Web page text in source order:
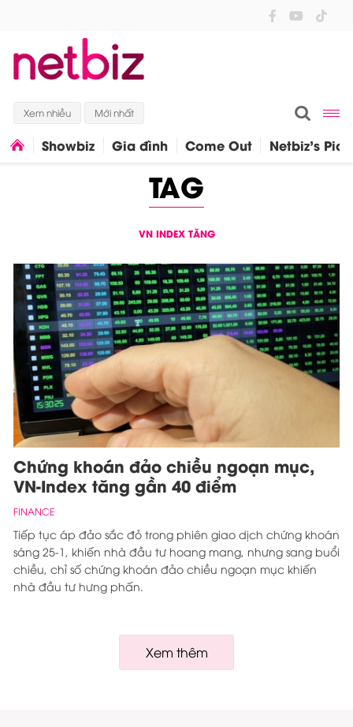
Xem nhiều Mới nhất
Showbiz Gia đình Come Out Netbiz's Pick
TAG
VN INDEX TĂNG
Chứng khoán đảo chiều ngoạn mục,
VN-Index tăng gần 40 điểm
FINANCE
Tiếp tục áp đảo sắc đỏ trong phiên giao dịch chứng khoán
sáng 25-1, khiến nhà đầu tư hoang mang, nhưng sang buổi
chiều, chỉ số chứng khoán đảo chiều ngoạn mục khiến
nhà đầu tư hưng phấn.
Xem thêm